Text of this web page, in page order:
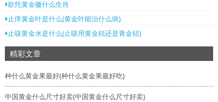
欲托黄金徽什么生肖
止痒黄金叶是什么(黄金叶能治什么病)
止咳黄金水是什么(止咳用黄金桔还是青金桔)
精彩文章
种什么黄金果最好(种什么黄金果最好吃)
中国黄金什么尺寸好卖(中国黄金什么尺寸好卖)